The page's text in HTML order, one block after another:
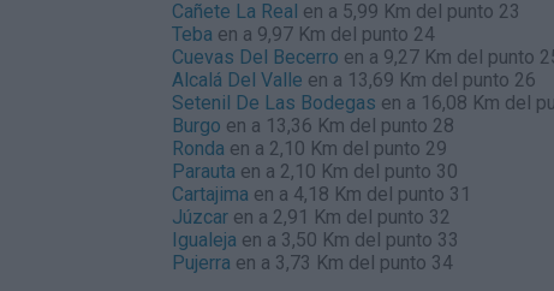
Cañete La Real en a 5,99 Km del punto 23
Teba en a 9,97 Km del punto 24
Cuevas Del Becerro en a 9,27 Km del punto
Alcalá Del Valle en a 13,69 Km del punto 26
Setenil De Las Bodegas en a 16,08 Km del
Burgo en a 13,36 Km del punto 28
Ronda en a 2,10 Km del punto 29
Parauta en a 2,10 Km del punto 30
Cartajima en a 4,18 Km del punto 31
Júzcar en a 2,91 Km del punto 32
Igualeja en a 3,50 Km del punto 33
Pujerra en a 3,73 Km del punto 34